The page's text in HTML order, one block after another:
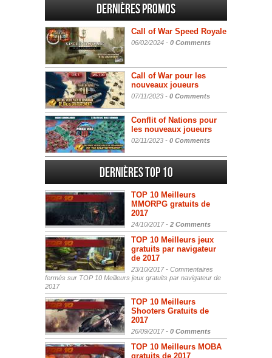
Dernières promos
Call of War Speed Royale
06/02/2024 - 0 Comments
Call of War pour les
nouveaux joueurs
07/11/2023 - 0 Comments
Conflit of Nations pour
les nouveaux joueurs
02/11/2023 - 0 Comments
Dernières Top 10
TOP 10 Meilleurs
MMORPG gratuits de
2017
24/10/2017 - 2 Comments
TOP 10 Meilleurs jeux
gratuits par navigateur
de 2017
23/10/2017 - Commentaires
fermés sur TOP 10 Meilleurs jeux gratuits par navigateur de
2017
TOP 10 Meilleurs
Shooters Gratuits de
2017
26/09/2017 - 0 Comments
TOP 10 Meilleurs MOBA
gratuits de 2017